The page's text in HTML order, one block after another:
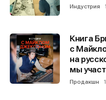
Индустрия
Книга
с
на
мы
Продакшн